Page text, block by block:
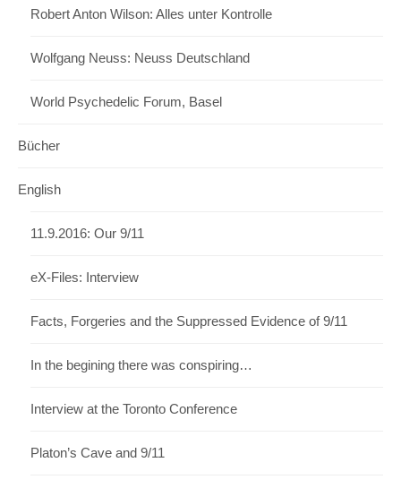
Robert Anton Wilson: Alles unter Kontrolle
Wolfgang Neuss: Neuss Deutschland
World Psychedelic Forum, Basel
Bücher
English
11.9.2016: Our 9/11
eX-Files: Interview
Facts, Forgeries and the Suppressed Evidence of 9/11
In the begining there was conspiring…
Interview at the Toronto Conference
Platon’s Cave and 9/11